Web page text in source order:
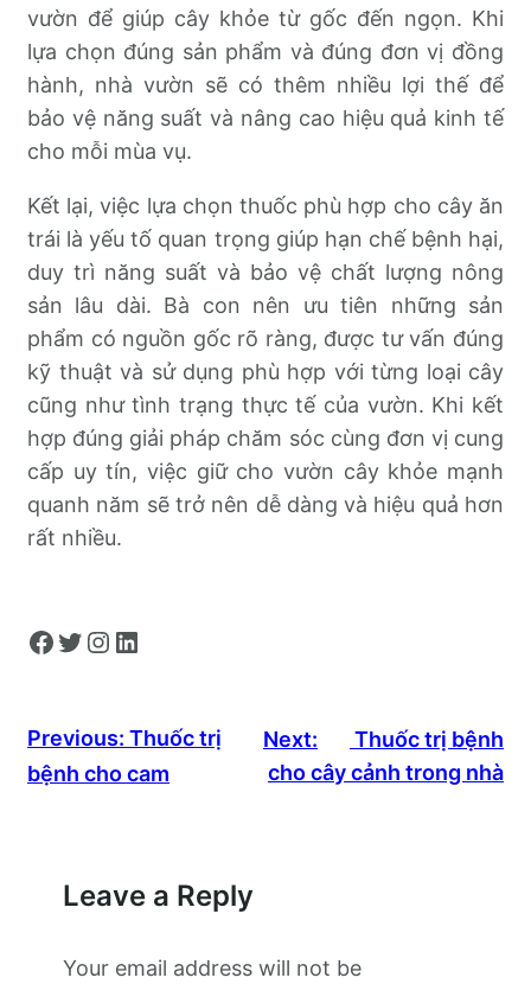
vườn để giúp cây khỏe từ gốc đến ngọn. Khi
lựa chọn đúng sản phẩm và đúng đơn vị đồng
hành, nhà vườn sẽ có thêm nhiều lợi thế để
bảo vệ năng suất và nâng cao hiệu quả kinh tế
cho mỗi mùa vụ.
Kết lại, việc lựa chọn thuốc phù hợp cho cây ăn
trái là yếu tố quan trọng giúp hạn chế bệnh hại,
duy trì năng suất và bảo vệ chất lượng nông
sản lâu dài. Bà con nên ưu tiên những sản
phẩm có nguồn gốc rõ ràng, được tư vấn đúng
kỹ thuật và sử dụng phù hợp với từng loại cây
cũng như tình trạng thực tế của vườn. Khi kết
hợp đúng giải pháp chăm sóc cùng đơn vị cung
cấp uy tín, việc giữ cho vườn cây khỏe mạnh
quanh năm sẽ trở nên dễ dàng và hiệu quả hơn
rất nhiều.
Facebook Twitter Instagram LinkedIn
Previous: Thuốc trị
bệnh cho cam
Next:
Thuốc trị bệnh
cho cây cảnh trong nhà
Leave a Reply
Your email address will not be